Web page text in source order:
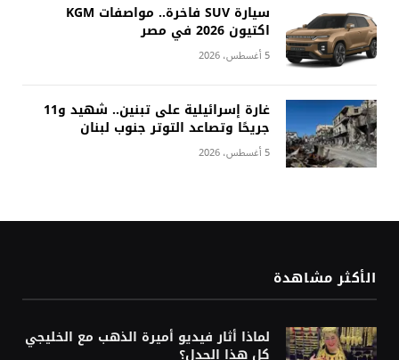
سيارة SUV فاخرة.. مواصفات KGM
اكتيون 2026 في مصر
5 أغسطس، 2026
غارة إسرائيلية على تبنين.. شهيد و11
جريحًا وتصاعد التوتر جنوب لبنان
5 أغسطس، 2026
الأكثر مشاهدة
لماذا أثار فيديو أميرة الذهب مع الخليجي
كل هذا الجدل؟